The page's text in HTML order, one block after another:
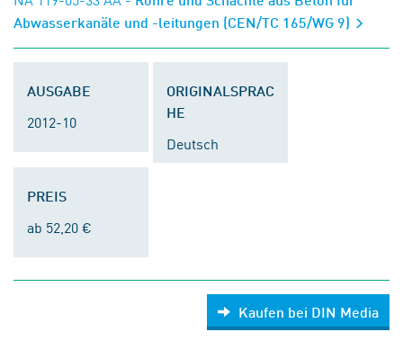
Abwasserkanäle und -leitungen (CEN/TC 165/WG 9)
AUSGABE
2012-10
ORIGINALSPRAC
HE
Deutsch
PREIS
ab 52,20 €
Kaufen bei DIN Media